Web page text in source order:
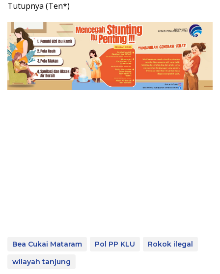
Tutupnya (Ten*)
Bea Cukai Mataram Pol PP KLU
Rokok ilegal
wilayah tanjung